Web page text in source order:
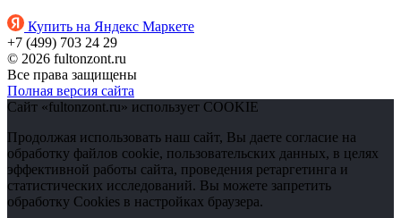
Купить на Яндекс Маркете
+7 (499) 703 24 29
© 2026 fultonzont.ru
Все права защищены
Полная версия сайта
Сайт «fultonzont.ru» использует COOKIE
Продолжая использовать наш сайт, Вы даете согласие на
обработку файлов cookie, пользовательских данных, в целях
эффективной работы сайта, проведения ретаргетинга и
статистических исследований. Вы можете запретить
обработку Cookies в настройках браузера.